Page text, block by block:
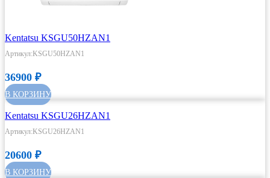
Kentatsu KSGU50HZAN1
Артикул:KSGU50HZAN1
36900 ₽
В КОРЗИНУ
Kentatsu KSGU26HZAN1
Артикул:KSGU26HZAN1
20600 ₽
В КОРЗИНУ